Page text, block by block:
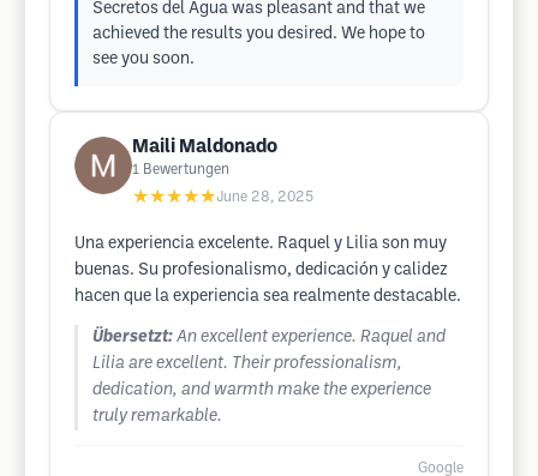
Secretos del Agua was pleasant and that we
achieved the results you desired. We hope to
see you soon.
Maili Maldonado
1 Bewertungen
★★★★★June 28, 2025
Una experiencia excelente. Raquel y Lilia son muy
buenas. Su profesionalismo, dedicación y calidez
hacen que la experiencia sea realmente destacable.
Übersetzt: An excellent experience. Raquel and
Lilia are excellent. Their professionalism,
dedication, and warmth make the experience
truly remarkable.
Google